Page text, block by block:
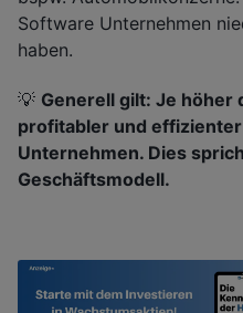
Software Unternehmen
haben.
💡 Generell gilt: Je höher
profitabler und
Unternehmen. Dies
Geschäftsmodell.